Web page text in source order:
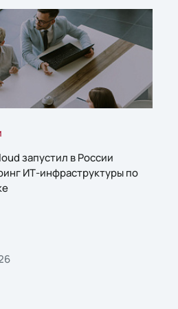
запустил в России
ИТ-инфраструктуры по